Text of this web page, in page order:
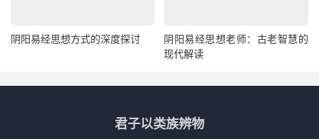
阴阳易经思想方式的深度探讨
阴阳易经思想老师：古老智慧的
现代解读
君子以类族辨物